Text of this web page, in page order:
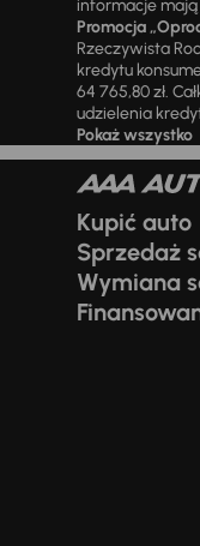
informacje
Promocja
Rzeczywista
kredytu
64 765,80 zł.
udzielenia
Pokaż wszystko
Kupić auto
Sprzedaż
Wymiana